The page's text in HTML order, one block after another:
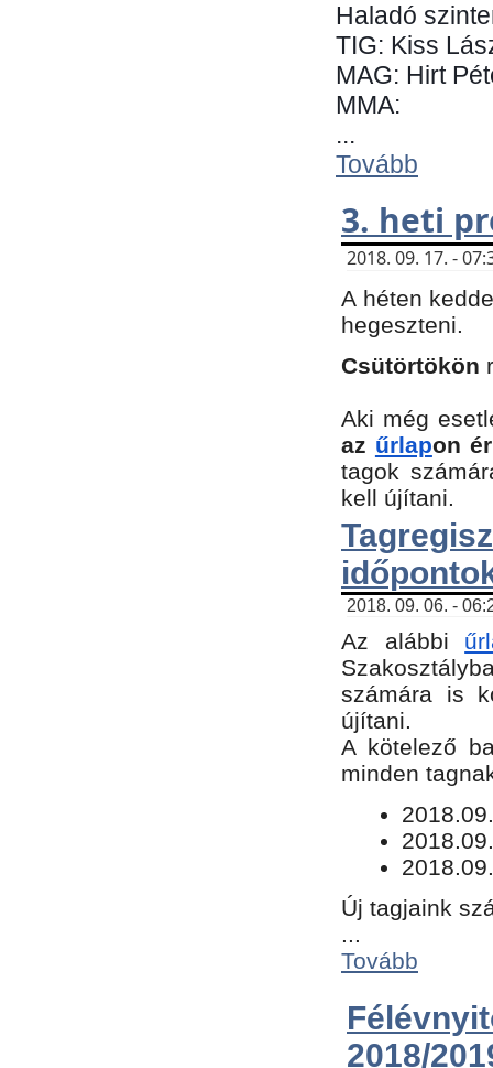
Haladó
TIG: Kiss
MAG: Hirt
MMA:
...
Tovább
3. heti
2018. 09. 17. -
A héten
hegeszteni.
Csütörtökön
Aki még
az űrlapon
tagok
kell újítani.
2018. 09. 06. -
Az alábbi
számára is
újítani.
​A kötelező
minden
Új tagjaink
...
Tovább
2018/